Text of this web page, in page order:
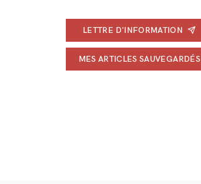
LETTRE D'INFORMATION
MES ARTICLES SAUVEGARDÉS